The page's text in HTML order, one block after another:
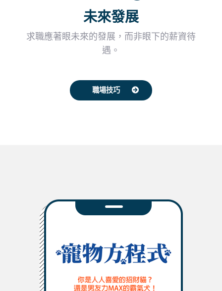
未來發展
求職應著眼未來的發展，而非眼下的薪資待
遇。
職場技巧